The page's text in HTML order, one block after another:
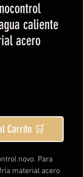
caliente
acero
Carrito 🛒
novo. Para
material acero